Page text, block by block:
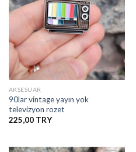
İstek
Listesine
Ekle
AKSESUAR
90lar vintage yayın yok
televizyon rozet
225,00